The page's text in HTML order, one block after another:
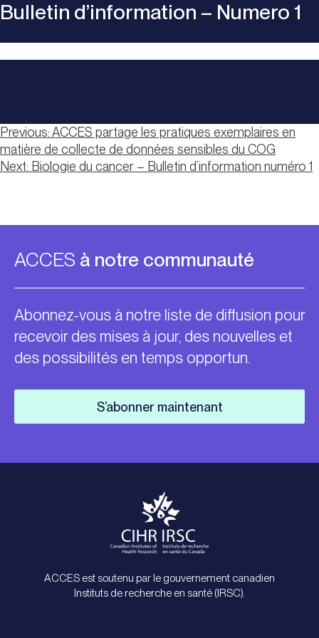
Bulletin d’information – Numero 1
Navigation
de
l’article
Previous:ACCES partage les pratiques exemplaires en
matière de collecte de données sensibles du COG
Next: Biologie du cancer – Bulletin d’information numéro 1
ACCES à notre communauté
Abonnez-vous à notre liste de diffusion pour
recevoir des mises à jour, des nouvelles et
des possibilités en temps opportun.
S’abonner maintenant
ACCES est soutenu par le gouvernement canadien
Instituts de recherche en santé (IRSC).